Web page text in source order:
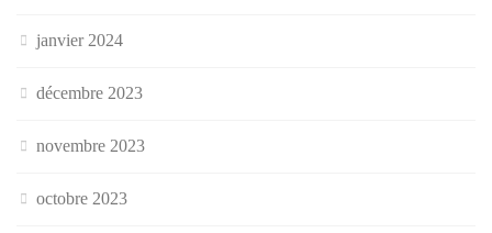
janvier 2024
décembre 2023
novembre 2023
octobre 2023